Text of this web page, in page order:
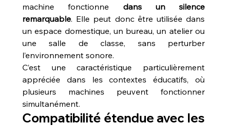
machine fonctionne dans un silence
remarquable. Elle peut donc être utilisée dans
un espace domestique, un bureau, un atelier ou
une salle de classe, sans perturber
l’environnement sonore.
C’est une caractéristique particulièrement
appréciée dans les contextes éducatifs, où
plusieurs machines peuvent fonctionner
simultanément.
Compatibilité étendue avec les